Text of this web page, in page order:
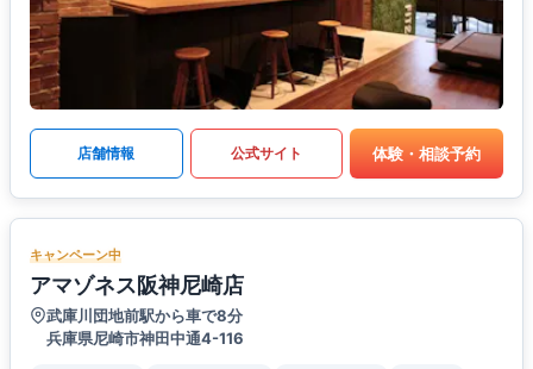
店舗情報 公式サイト 体験・相談予約
キャンペーン中
アマゾネス阪神尼崎店
武庫川団地前駅から車で8分
兵庫県尼崎市神田中通4-116